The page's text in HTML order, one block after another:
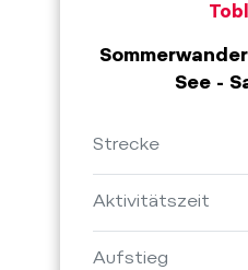
See -
Strecke
Aktivitätszeit
Aufstieg